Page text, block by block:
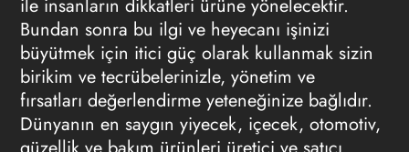
ile insanların dikkatleri ürüne yönelecektir.
Bundan sonra bu ilgi ve heyecanı işinizi
büyütmek için itici güç olarak kullanmak sizin
birikim ve tecrübelerinizle, yönetim ve
fırsatları değerlendirme yeteneğinize bağlıdır.
Dünyanın en saygın yiyecek, içecek, otomotiv,